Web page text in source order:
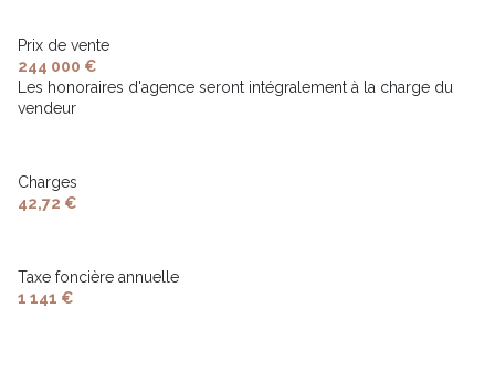
Prix de vente
244 000 €
Les honoraires d'agence seront intégralement à la charge du
vendeur
Charges
42,72 €
Taxe foncière annuelle
1 141 €